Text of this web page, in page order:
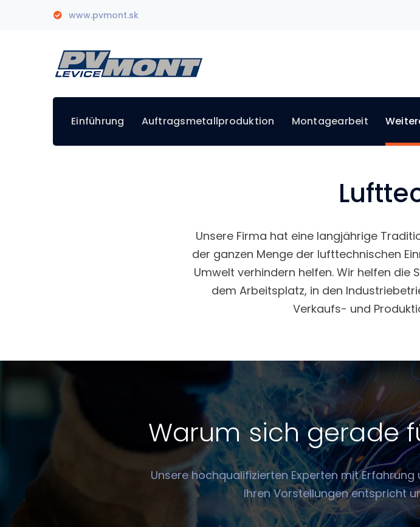
www.pvmont.sk
Einführung Auftragsmetallproduktion Montagearbeit
Unsere Firma hat eine langjährige
der ganzen Menge der lufttechnischen
Umwelt verhindern helfen. Wir helfen die
dem Arbeitsplatz, in den
Verkaufs- und
Warum sich gerade
Unsere hochqualifizierten Experten mit
Ihren Vorstellungen entspricht